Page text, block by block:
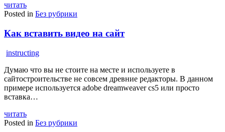
читать
Posted in Без рубрики
Как вставить видео на сайт
instructing
Думаю что вы не стоите на месте и используете в
сайтостроительстве не совсем древние редакторы. В данном
примере используется adobe dreamweaver cs5 или просто
вставка…
читать
Posted in Без рубрики